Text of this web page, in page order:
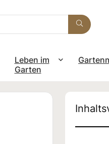
Leben im
Garten